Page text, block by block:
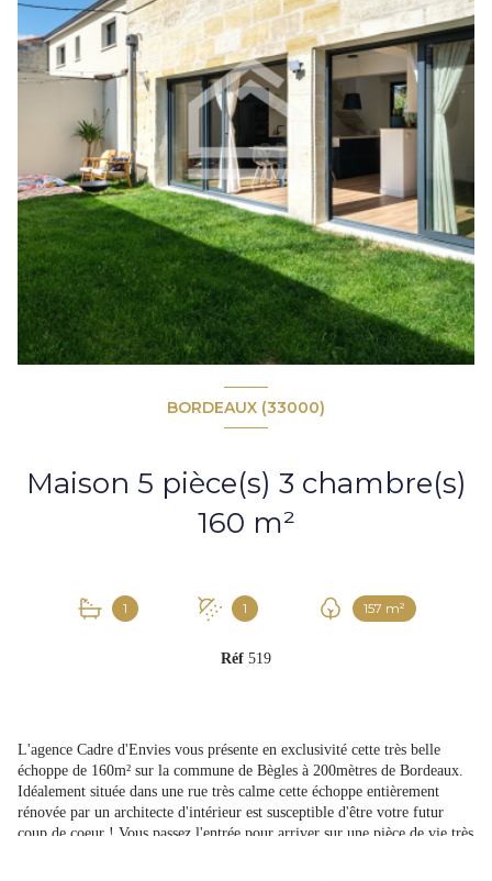
BORDEAUX (33000)
Maison 5 pièce(s) 3 chambre(s)
160 m²
1 1 157 m²
Réf 519
L'agence Cadre d'Envies vous présente en exclusivité cette très belle
échoppe de 160m² sur la commune de Bègles à 200mètres de Bordeaux.
Idéalement située dans une rue très calme cette échoppe entièrement
rénovée par un architecte d'intérieur est susceptible d'être votre futur
coup de coeur ! Vous passez l'entrée pour arriver sur une pièce de vie très